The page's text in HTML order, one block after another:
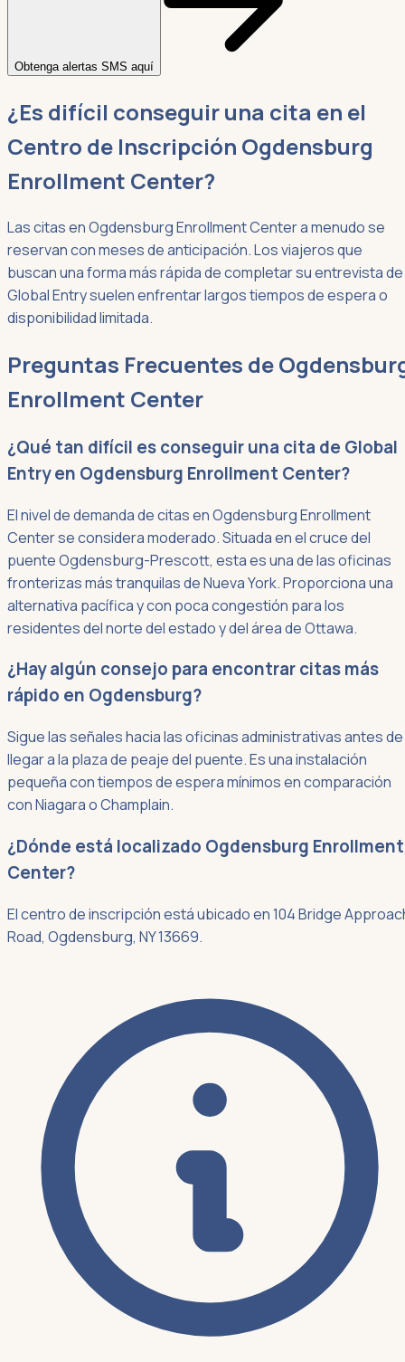
Obtenga alertas SMS aquí
¿Es difícil conseguir una cita en el
Centro de Inscripción Ogdensburg
Enrollment Center?
Las citas en Ogdensburg Enrollment Center a menudo se
reservan con meses de anticipación. Los viajeros que
buscan una forma más rápida de completar su entrevista de
Global Entry suelen enfrentar largos tiempos de espera o
disponibilidad limitada.
Preguntas Frecuentes de
Enrollment Center
¿Qué tan difícil es conseguir una cita de Global
Entry en Ogdensburg Enrollment Center?
El nivel de demanda de citas en Ogdensburg Enrollment
Center se considera moderado. Situada en el cruce del
puente Ogdensburg-Prescott, esta es una de las oficinas
fronterizas más tranquilas de Nueva York. Proporciona una
alternativa pacífica y con poca congestión para los
residentes del norte del estado y del área de Ottawa.
¿Hay algún consejo para encontrar citas más
rápido en Ogdensburg?
Sigue las señales hacia las oficinas administrativas antes de
llegar a la plaza de peaje del puente. Es una instalación
pequeña con tiempos de espera mínimos en comparación
con Niagara o Champlain.
¿Dónde está localizado Ogdensburg Enrollment
Center?
El centro de inscripción está ubicado en 104 Bridge
Road, Ogdensburg, NY 13669.